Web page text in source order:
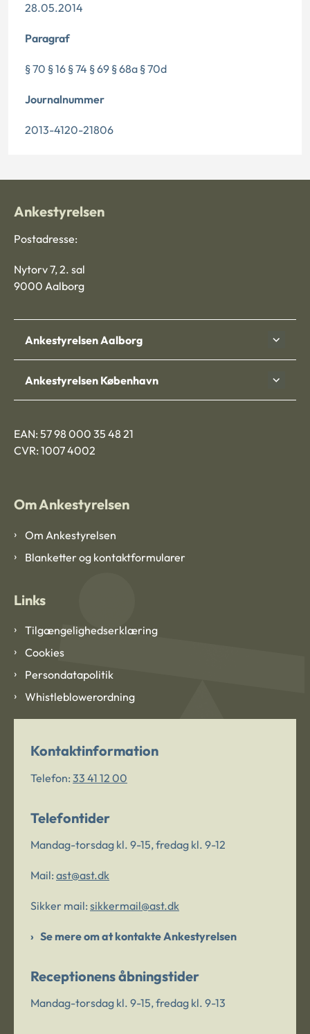
28.05.2014
Paragraf
§ 70 § 16 § 74 § 69 § 68a § 70d
Journalnummer
2013-4120-21806
Ankestyrelsen
Postadresse:
Nytorv 7, 2. sal
9000 Aalborg
Ankestyrelsen Aalborg
Ankestyrelsen København
EAN: 57 98 000 35 48 21
CVR: 1007 4002
Om Ankestyrelsen
Om Ankestyrelsen
Blanketter og kontaktformularer
Links
Tilgængelighedserklæring
Cookies
Persondatapolitik
Whistleblowerordning
Kontaktinformation
Telefon: 33 41 12 00
Telefontider
Mandag-torsdag kl. 9-15, fredag kl. 9-12
Mail: ast@ast.dk
Sikker mail: sikkermail@ast.dk
Se mere om at kontakte Ankestyrelsen
Receptionens åbningstider
Mandag-torsdag kl. 9-15, fredag kl. 9-13